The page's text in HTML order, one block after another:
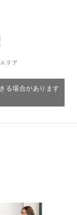
る場合があります